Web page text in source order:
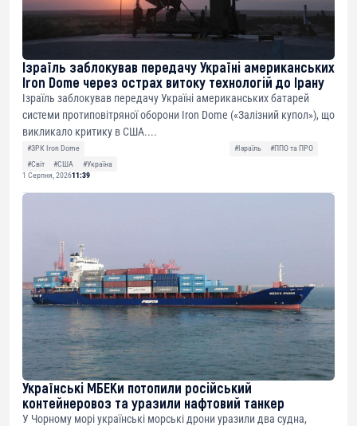
Ізраїль заблокував передачу Україні американських
Iron Dome через острах витоку технологій до Ірану
Ізраїль заблокував передачу Україні американських батарей
системи протиповітряної оборони Iron Dome («Залізний купол»), що
викликало критику в США....
#ЗРК Iron Dome #Ізраїль
#ППО та ПРО
#Світ
#США
#Україна
1 Серпня, 202611:39
Українські МБЕКи потопили російський
контейнеровоз та уразили нафтовий танкер
У Чорному морі українські морські дрони уразили два судна,